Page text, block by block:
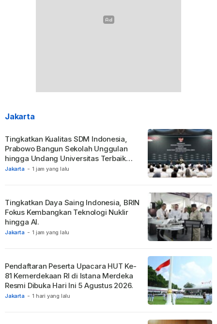
Jakarta
Jakarta - 1 jam yang lalu
Tingkatkan Kualitas SDM Indonesia,
Prabowo Bangun Sekolah Unggulan
hingga Undang Universitas Terbaik
Dunia.
Jakarta - 1 jam yang lalu
Tingkatkan Daya Saing Indonesia, BRIN
Fokus Kembangkan Teknologi Nuklir
hingga AI.
Jakarta - 1 hari yang lalu
Pendaftaran Peserta Upacara HUT Ke-
81 Kemerdekaan RI di Istana Merdeka
Resmi Dibuka Hari Ini 5 Agustus 2026.